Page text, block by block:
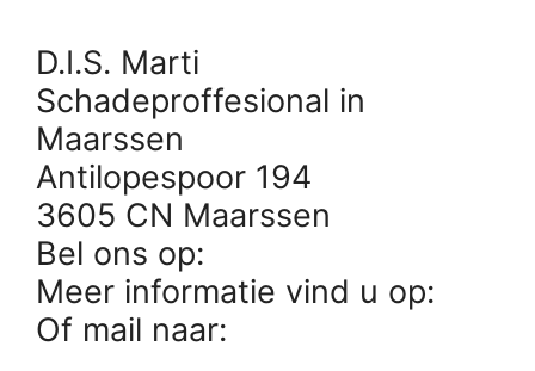
D.I.S. Marti
Schadeproffesional in
Maarssen
Antilopespoor 194
3605 CN Maarssen
Bel ons op:
Meer informatie vind u op:
Of mail naar: